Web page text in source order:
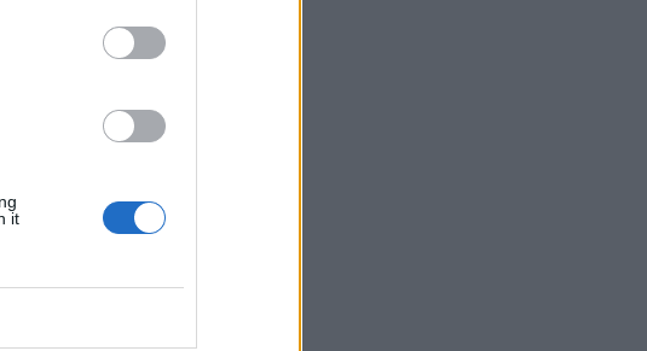
it
előfizetéses